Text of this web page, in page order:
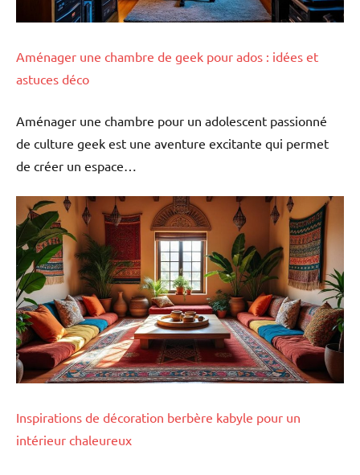
Aménager une chambre de geek pour ados : idées et
astuces déco
Aménager une chambre pour un adolescent passionné
de culture geek est une aventure excitante qui permet
de créer un espace…
Inspirations de décoration berbère kabyle pour un
intérieur chaleureux